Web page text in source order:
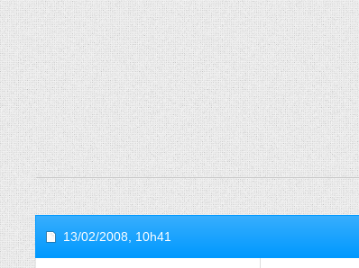
13/02/2008, 10h41